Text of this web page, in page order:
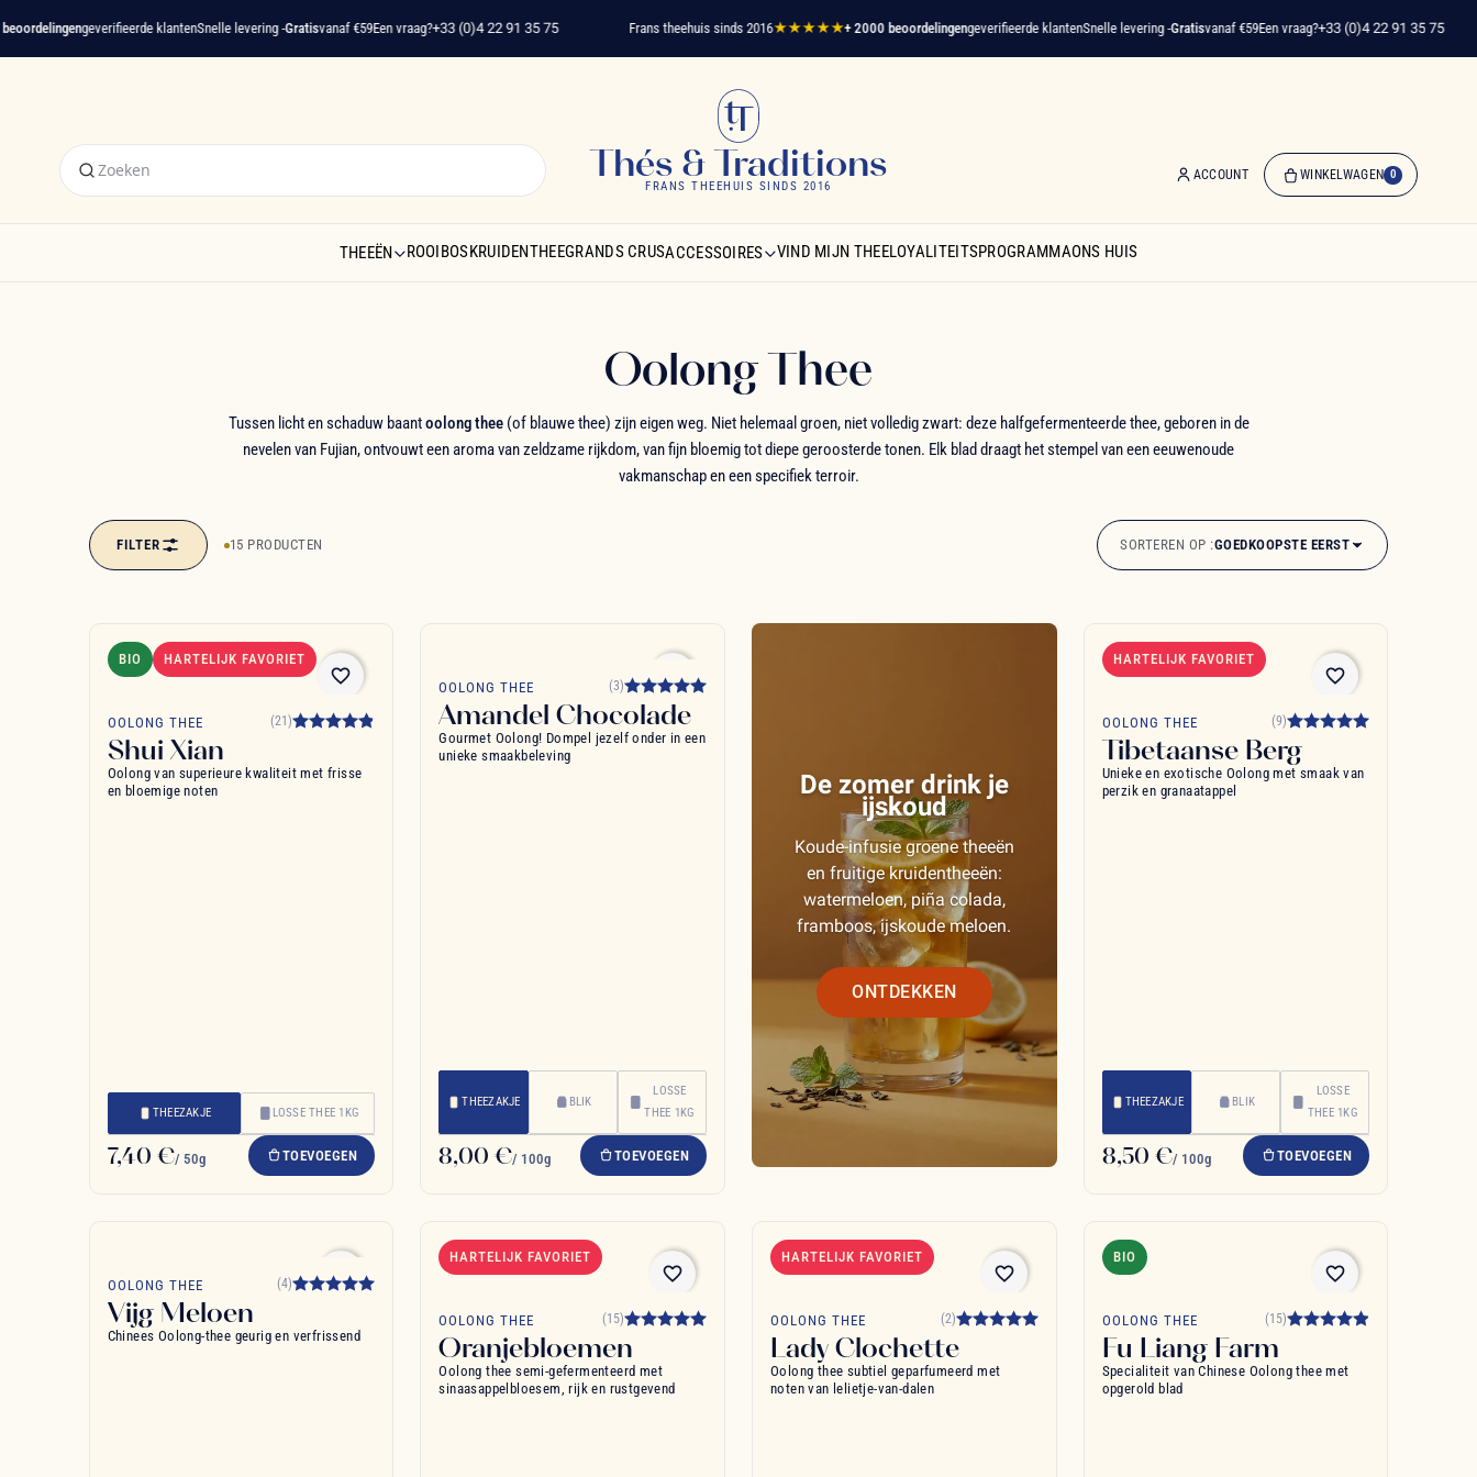
geverifieerde klantenSnelle levering -Gratisvanaf €59Een vraag?+33 (0)4 22 91 35 75 Frans theehuis sinds 2016★★★★★+ 2000 beoordelingengeverifieerde klantenSnelle levering -Gratisvanaf €59Een vraag?+33 (0)4 22 91 35 75
Thés & Traditions
FRANS THEEHUIS SINDS 2016
ACCOUNT WINKELWAGEN 0
THEEËN ROOIBOSKRUIDENTHEEGRANDS CRUSACCESSOIRES VIND MIJN THEELOYALITEITSPROGRAMMAONS HUIS
Oolong Thee
Tussen licht en schaduw baantoolong thee(of blauwe thee) zijn eigen weg. Niet helemaal groen, niet volledig zwart: deze halfgefermenteerde thee, geboren in de
nevelen van Fujian, ontvouwt een aroma van zeldzame rijkdom, van fijn bloemig tot diepe geroosterde tonen. Elk blad draagt het stempel van een eeuwenoude
vakmanschap en een specifiek terroir.
FILTER 15 PRODUCTEN SORTEREN OP :GOEDKOOPSTE EERST
BIO HARTELIJK FAVORIET
favorite_border
OOLONG THEE (21)
Shui Xian
Oolong van superieure kwaliteit met frisse
en bloemige noten
THEEZAKJE LOSSE THEE 1KG
7,40 €/ 50g TOEVOEGEN
favorite_border
OOLONG THEE (3)
Amandel Chocolade
Gourmet Oolong! Dompel jezelf onder in een
unieke smaakbeleving
THEEZAKJE BLIK
LOSSE
THEE 1KG
8,00 €/ 100g TOEVOEGEN
De zomer drink je
ijskoud
Koude-infusie groene theeën
en fruitige kruidentheeën:
watermeloen, piña colada,
framboos, ijskoude meloen.
ONTDEKKEN
HARTELIJK FAVORIET
favorite_border
OOLONG THEE (9)
Tibetaanse Berg
Unieke en exotische Oolong met smaak van
perzik en granaatappel
THEEZAKJE BLIK
LOSSE
THEE 1KG
8,50 €/ 100g TOEVOEGEN
favorite_border
OOLONG THEE (4)
Vijg Meloen
Chinees Oolong-thee geurig en verfris­send
HARTELIJK FAVORIET
favorite_border
OOLONG THEE (15)
Oranjebloemen
Oolong thee semi-gefermenteerd met
sinaasappelbloesem, rijk en rustgevend
HARTELIJK FAVORIET
favorite_border
OOLONG THEE (2)
Lady Clochette
Oolong thee subtiel geparfumeerd met
noten van lelietje-van-dalen
BIO
favorite_border
OOLONG THEE (15)
Fu Liang Farm
Specialiteit van Chinese Oolong thee met
opgerold blad